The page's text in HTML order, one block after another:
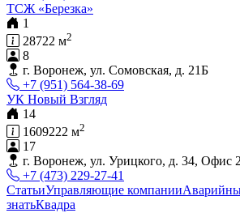
ТСЖ «Березка»
1
28722 м2
8
г. Воронеж, ул. Сомовская, д. 21Б
+7 (951) 564-38-69
УК Новый Взгляд
14
1609222 м2
17
г. Воронеж, ул. Урицкого, д. 34, Офис
+7 (473) 229-27-41
СтатьиУправляющие компании
знатьКвадра